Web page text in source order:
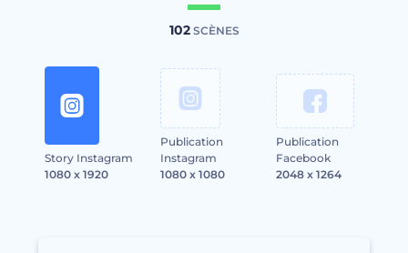
102SCÈNES
Story Instagram
1080 x 1920
Publication
Instagram
1080 x 1080
Publication
Facebook
2048 x 1264